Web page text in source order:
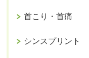
首こり・首痛
シンスプリント